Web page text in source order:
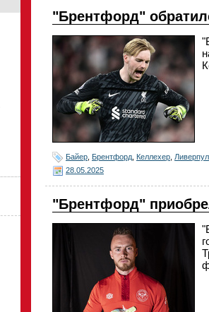
"Брентфорд"
Байер Брентфорд Келлехер
28.05.2025
"Брентфорд"